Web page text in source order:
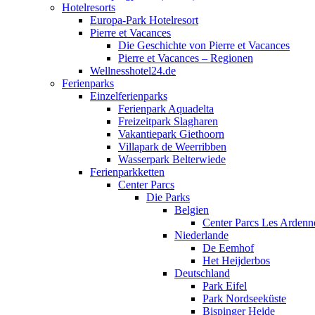
Hotelresorts
Europa-Park Hotelresort
Pierre et Vacances
Die Geschichte von Pierre et Vacances
Pierre et Vacances – Regionen
Wellnesshotel24.de
Ferienparks
Einzelferienparks
Ferienpark Aquadelta
Freizeitpark Slagharen
Vakantiepark Giethoorn
Villapark de Weerribben
Wasserpark Belterwiede
Ferienparkketten
Center Parcs
Die Parks
Belgien
Center Parcs Les
Niederlande
De Eemhof
Het Heijderbos
Deutschland
Park Eifel
Park Nordseeküste
Bispinger Heide